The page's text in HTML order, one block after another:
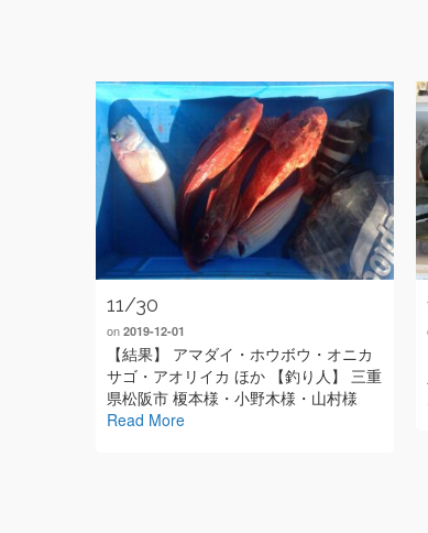
11/30
on 2019-12-01
【結果】 アマダイ・ホウボウ・オニカ
サゴ・アオリイカ ほか 【釣り人】 三重
県松阪市 榎本様・小野木様・山村様
Read More